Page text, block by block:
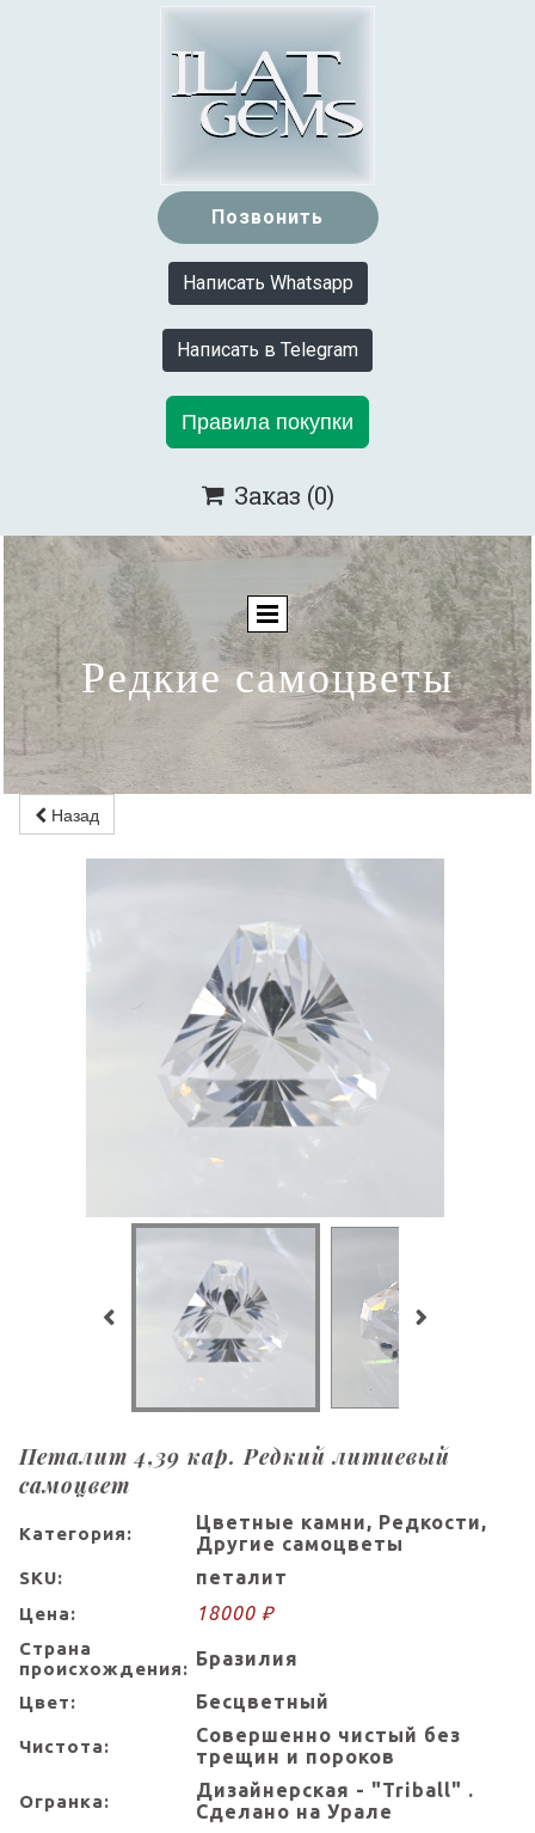
Позвонить
Написать Whatsapp
Написать в Telegram
Правила покупки
 Заказ (0)
Редкие самоцветы
Назад
Петалит 4,39 кар. Редкий литиевый
самоцвет
Категория:
Цветные камни, Редкости,
Другие самоцветы
SKU: петалит
Цена: 18000 ₽
Страна
происхождения: Бразилия
Цвет: Бесцветный
Чистота:
Совершенно чистый без
трещин и пороков
Огранка:
Дизайнерская - "Triball" .
Сделано на Урале